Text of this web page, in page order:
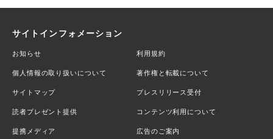
サイトインフォメーション
お知らせ 利用規約
個人情報の取り扱いについて 著作権と転載について
サイトマップ プレスリリース受付
読者プレゼント提供 コンテンツ利用について
提携メディア 広告のご案内